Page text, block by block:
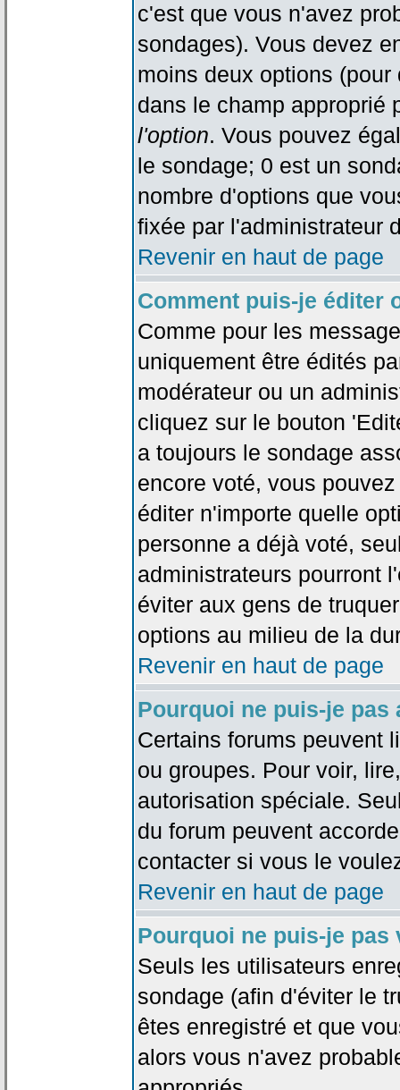
c'est que vous n'avez
sondages). Vous devez
moins deux options
dans le champ
l'option. Vous pouvez
le sondage; 0 est un
nombre d'options que
fixée par l'administrateur
Revenir en haut de page
Comment puis-je éditer
Comme pour les
uniquement être édités
modérateur ou un
cliquez sur le bouton
a toujours le sondage
encore voté, vous
éditer n'importe quelle
personne a déjà voté,
administrateurs pourront
éviter aux gens de
options au milieu de la
Revenir en haut de page
Pourquoi ne puis-je pas
Certains forums peuvent
ou groupes. Pour voir,
autorisation spéciale.
du forum peuvent
contacter si vous le
Revenir en haut de page
Pourquoi ne puis-je pas
Seuls les utilisateurs
sondage (afin d'éviter le
êtes enregistré et que
alors vous n'avez